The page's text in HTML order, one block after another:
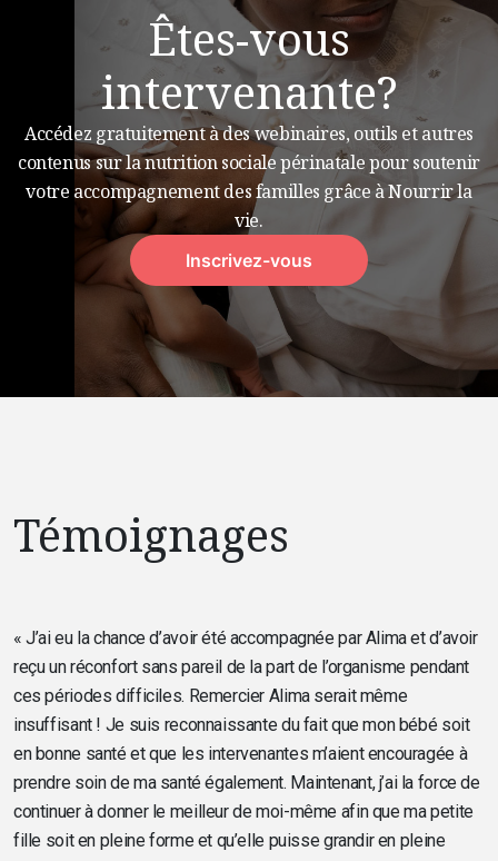
Êtes-vous
intervenante?
Accédez gratuitement à des webinaires, outils et autres
contenus sur la nutrition sociale périnatale pour soutenir
votre accompagnement des familles grâce à Nourrir la
vie.
Inscrivez-vous
Témoignages
« J’ai eu la chance d’avoir été accompagnée par Alima et d’avoir
reçu un réconfort sans pareil de la part de l’organisme pendant
ces périodes difficiles. Remercier Alima serait même
insuffisant ! Je suis reconnaissante du fait que mon bébé soit
en bonne santé et que les intervenantes m’aient encouragée à
prendre soin de ma santé également. Maintenant, j’ai la force de
continuer à donner le meilleur de moi-même afin que ma petite
fille soit en pleine forme et qu’elle puisse grandir en pleine